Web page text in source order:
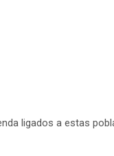
ligados a estas